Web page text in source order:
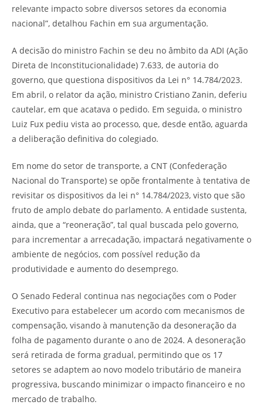
relevante impacto sobre diversos setores da economia
nacional”, detalhou Fachin em sua argumentação.
A decisão do ministro Fachin se deu no âmbito da ADI (Ação
Direta de Inconstitucionalidade) 7.633, de autoria do
governo, que questiona dispositivos da Lei n° 14.784/2023.
Em abril, o relator da ação, ministro Cristiano Zanin, deferiu
cautelar, em que acatava o pedido. Em seguida, o ministro
Luiz Fux pediu vista ao processo, que, desde então, aguarda
a deliberação definitiva do colegiado.
Em nome do setor de transporte, a CNT (Confederação
Nacional do Transporte) se opõe frontalmente à tentativa de
revisitar os dispositivos da lei n° 14.784/2023, visto que são
fruto de amplo debate do parlamento. A entidade sustenta,
ainda, que a “reoneração”, tal qual buscada pelo governo,
para incrementar a arrecadação, impactará negativamente o
ambiente de negócios, com possível redução da
produtividade e aumento do desemprego.
O Senado Federal continua nas negociações com o Poder
Executivo para estabelecer um acordo com mecanismos de
compensação, visando à manutenção da desoneração da
folha de pagamento durante o ano de 2024. A desoneração
será retirada de forma gradual, permitindo que os 17
setores se adaptem ao novo modelo tributário de maneira
progressiva, buscando minimizar o impacto financeiro e no
mercado de trabalho.